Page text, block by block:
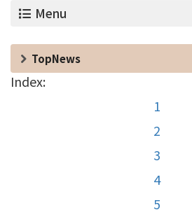
Menu
TopNews
Index:
1
2
3
4
5